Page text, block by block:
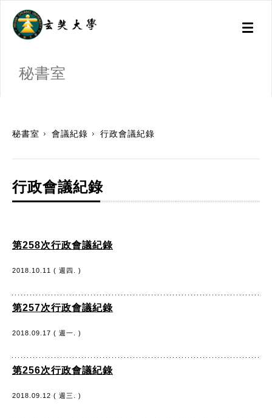
Toggle
秘書室
秘書室 會議紀錄 行政會議紀錄
行政會議紀錄
第258次行政會議紀錄
2018.10.11 ( 週四. )
第257次行政會議紀錄
2018.09.17 ( 週一. )
第256次行政會議紀錄
2018.09.12 ( 週三. )